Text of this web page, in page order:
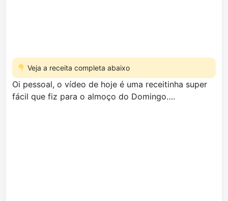
Veja a receita completa abaixo
Oi pessoal, o vídeo de hoje é uma receitinha super
fácil que fiz para o almoço do Domingo….